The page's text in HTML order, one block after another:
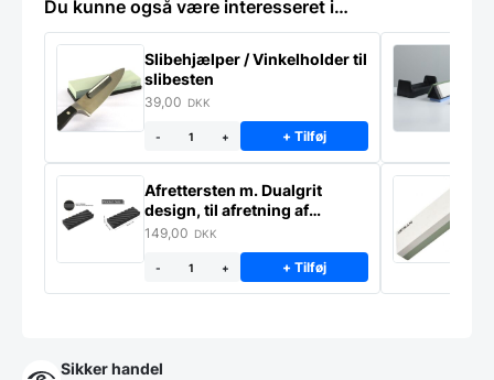
Du kunne også være interesseret i…
Slibehjælper / Vinkelholder til
slibesten
39,00 DKK
- + + Tilføj
Afrettersten m. Dualgrit
design, til afretning af
slibesten
149,00 DKK
- + + Tilføj
Sikker handel